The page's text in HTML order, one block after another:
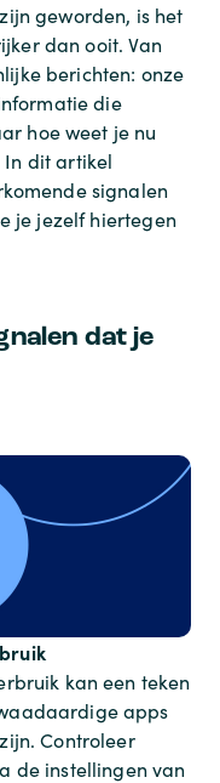
geworden, is het
dan ooit. Van
berichten: onze
die
hoe weet je nu
In dit artikel
signalen
je jezelf hiertegen
dat je
kan een teken
apps
Controleer
de instellingen van